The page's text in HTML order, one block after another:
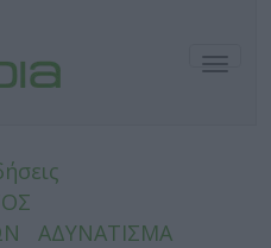
ΑΔΥΝΑΤΙΣΜΑ